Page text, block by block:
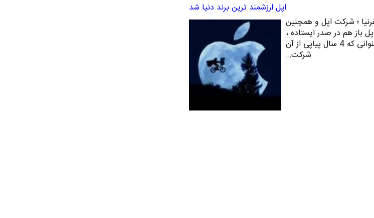
اپل ارزشمند ترین برند دنیا شد
؛ شرکت اپل و همچنین
باز هم در صدر ایستاده ،
این بار به عنوان ارزشمند ترین برند دنیا . مقام و عنوانی که 4 سال پیاپی از آن
شرکت…